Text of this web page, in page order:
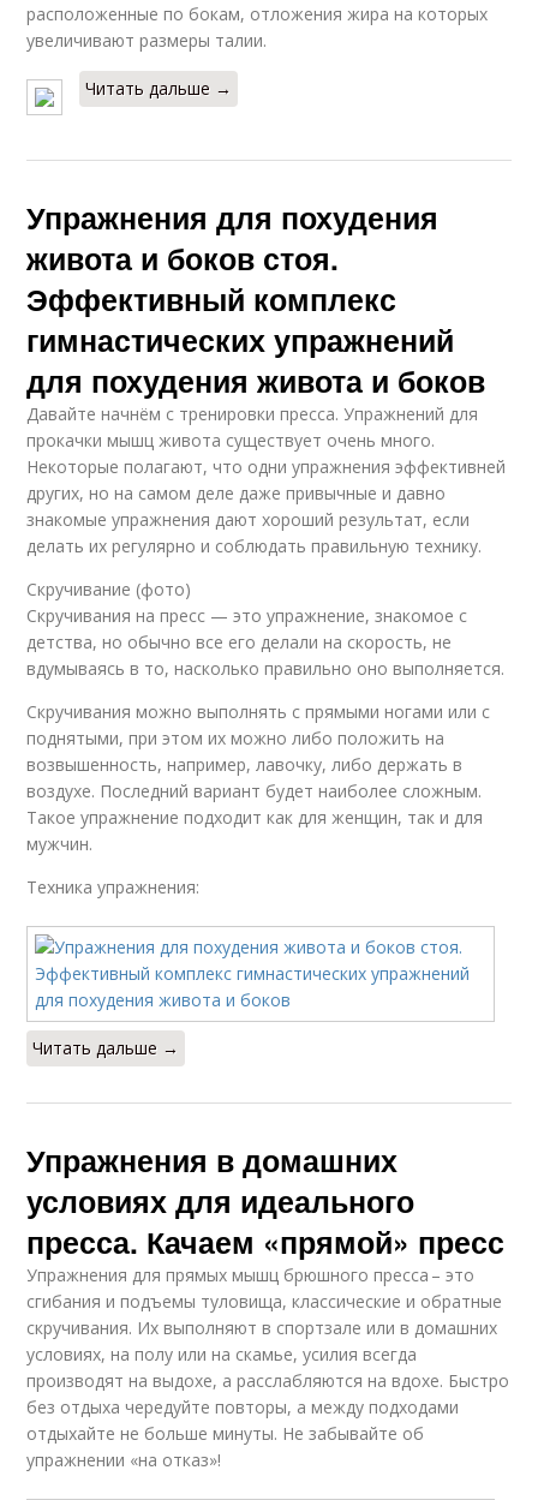
расположенные по бокам, отложения жира на которых
увеличивают размеры талии.
Читать дальше →
Упражнения для похудения
живота и боков стоя.
Эффективный комплекс
гимнастических упражнений
для похудения живота и боков
Давайте начнём с тренировки пресса. Упражнений для
прокачки мышц живота существует очень много.
Некоторые полагают, что одни упражнения эффективней
других, но на самом деле даже привычные и давно
знакомые упражнения дают хороший результат, если
делать их регулярно и соблюдать правильную технику.
Скручивание (фото)
Скручивания на пресс — это упражнение, знакомое с
детства, но обычно все его делали на скорость, не
вдумываясь в то, насколько правильно оно выполняется.
Скручивания можно выполнять с прямыми ногами или с
поднятыми, при этом их можно либо положить на
возвышенность, например, лавочку, либо держать в
воздухе. Последний вариант будет наиболее сложным.
Такое упражнение подходит как для женщин, так и для
мужчин.
Техника упражнения:
Читать дальше →
Упражнения в домашних
условиях для идеального
пресса. Качаем «прямой» пресс
Упражнения для прямых мышц брюшного пресса – это
сгибания и подъемы туловища, классические и обратные
скручивания. Их выполняют в спортзале или в домашних
условиях, на полу или на скамье, усилия всегда
производят на выдохе, а расслабляются на вдохе. Быстро
без отдыха чередуйте повторы, а между подходами
отдыхайте не больше минуты. Не забывайте об
упражнении «на отказ»!